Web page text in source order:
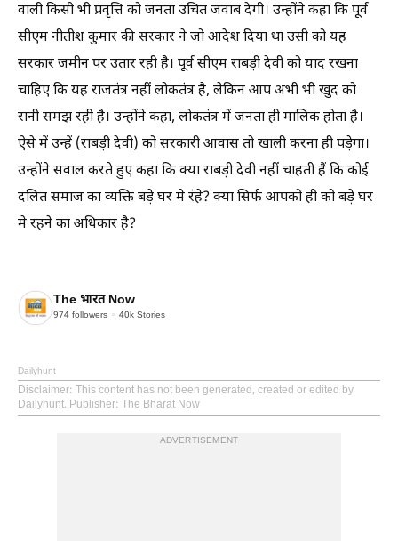
वाली किसी भी प्रवृत्ति को जनता उचित जवाब देगी। ‎उन्होंने कहा कि पूर्व
सीएम नीतीश कुमार की सरकार ने जो आदेश दिया था उसी को यह
सरकार जमीन पर उतार रही है। पूर्व सीएम राबड़ी देवी को याद रखना
चाहिए कि यह राजतंत्र नहीं लोकतंत्र है, लेकिन आप अभी भी खुद को
रानी समझ रही है। ‎उन्होंने कहा, लोकतंत्र में जनता ही मालिक होता है।
ऐसे में उन्हें (राबड़ी देवी) को सरकारी आवास तो खाली करना ही पड़ेगा।
उन्होंने सवाल करते हुए कहा कि क्या राबड़ी देवी नहीं चाहती हैं कि कोई
दलित समाज का व्यक्ति बड़े घर मे रंहे? क्या सिर्फ आपको ही को बड़े घर
मे रहने का अधिकार है?
The भारत Now
974 followers 40k Stories
Dailyhunt
Disclaimer: This content has not been generated, created or edited by
Dailyhunt. Publisher: The Bharat Now
ADVERTISEMENT